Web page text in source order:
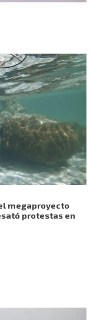
megaproyecto
protestas en